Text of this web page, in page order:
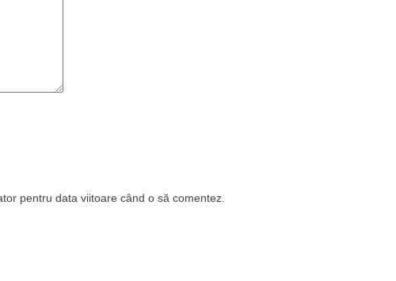
pentru data viitoare când o să comentez.